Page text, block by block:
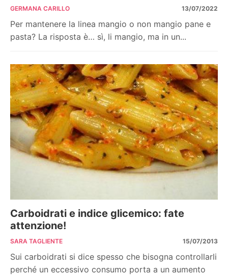
GERMANA CARILLO 13/07/2022
Per mantenere la linea mangio o non mangio pane e
pasta? La risposta è… sì, li mangio, ma in un...
Carboidrati e indice glicemico: fate
attenzione!
SARA TAGLIENTE 15/07/2013
Sui carboidrati si dice spesso che bisogna controllarli
perché un eccessivo consumo porta a un aumento